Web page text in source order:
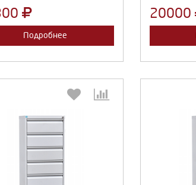
Подробнее
20000